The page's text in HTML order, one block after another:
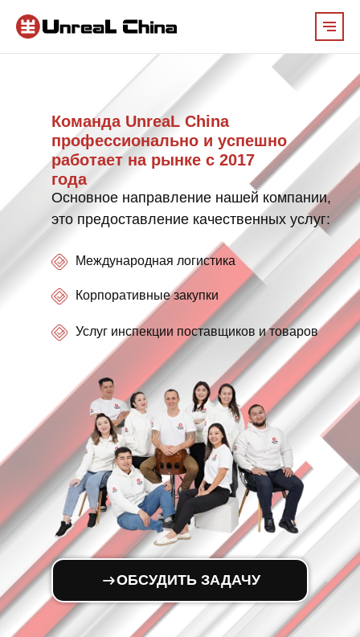
Команда UnreaL China
профессионально и успешно
работает на рынке с 2017
года
Основное направление нашей компании,
это предоставление качественных услуг:
Услуг инспекции поставщиков и товаров
Корпоративные закупки
Международная логистика
ОБСУДИТЬ ЗАДАЧУ